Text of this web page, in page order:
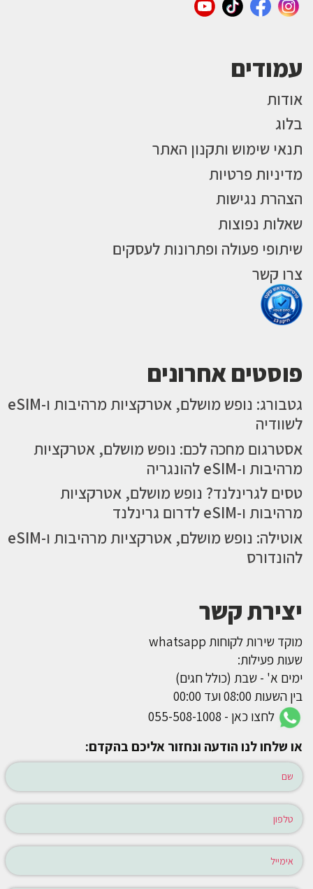
עמודים
אודות
בלוג
תנאי שימוש ותקנון האתר
מדיניות פרטיות
הצהרת נגישות
שאלות נפוצות
שיתופי פעולה ופתרונות לעסקים
צרו קשר
פוסטים אחרונים
גטבורג: נופש מושלם, אטרקציות מרהיבות ו-eSIM
לשוודיה
אסטרגום מחכה לכם: נופש מושלם, אטרקציות
מרהיבות ו-eSIM להונגריה
טסים לגרינלנד? נופש מושלם, אטרקציות
מרהיבות ו-eSIM לדרום גרינלנד
אוטילה: נופש מושלם, אטרקציות מרהיבות ו-eSIM
להונדורס
יצירת קשר
מוקד שירות לקוחות whatsapp
שעות פעילות:
ימים א' - שבת (כולל חגים)
בין השעות 08:00 ועד 00:00
לחצו כאן - 055-508-1008
או שלחו לנו הודעה ונחזור אליכם בהקדם: